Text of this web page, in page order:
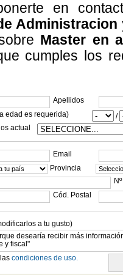
en
Administracion
Master en
cumples los
Apellidos
edad es requerida)
/
actual
Email
Provincia
Nº
Cód. Postal
a tu gusto)
condiciones de uso.